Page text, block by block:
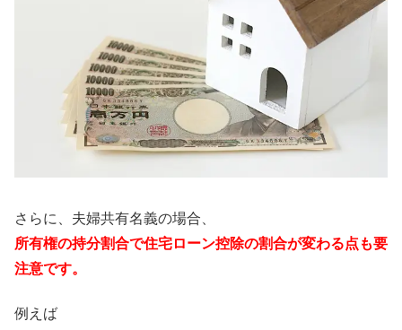
さらに、夫婦共有名義の場合、
所有権の持分割合で住宅ローン控除の割合が変わる点も要
注意です。
例えば